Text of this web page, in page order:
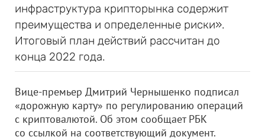
инфраструктура крипторынка содержит
преимущества и определенные риски».
Итоговый план действий рассчитан до
конца 2022 года.
Вице-премьер Дмитрий Чернышенко подписал
«дорожную карту» по регулированию операций
с криптовалютой. Об этом сообщает РБК
со ссылкой на соответствующий документ.